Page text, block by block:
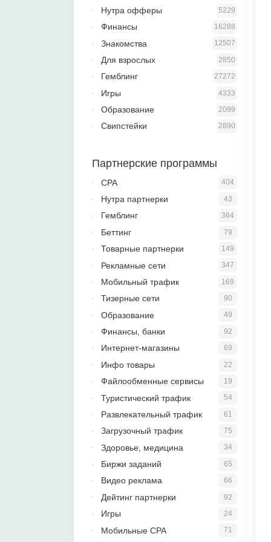
5229
Нутра офферы
16288
Финансы
12507
Знакомства
2850
Для взрослых
27272
Гемблинг
4333
Игры
2099
Образование
2890
Свипстейки
Партнерские программы
404
CPA
43
Нутра партнерки
364
Гемблинг
79
Беттинг
149
Товарные партнерки
347
Рекламные сети
169
Мобильный трафик
90
Тизерные сети
49
Образование
92
Финансы, банки
69
Интернет-магазины
22
Инфо товары
19
Файлообменные сервисы
54
Туристический трафик
61
Развлекательный трафик
75
Загрузочный трафик
34
Здоровье, медицина
65
Биржи заданий
66
Видео реклама
92
Дейтинг партнерки
24
Игры
71
Мобильные CPA